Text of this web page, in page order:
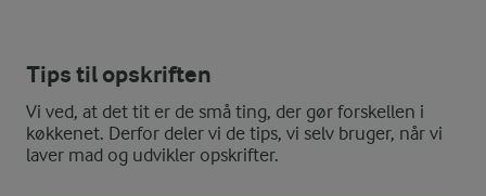
Tips til opskriften
Vi ved, at det tit er de små ting, der gør forskellen i
køkkenet. Derfor deler vi de tips, vi selv bruger, når vi
laver mad og udvikler opskrifter.